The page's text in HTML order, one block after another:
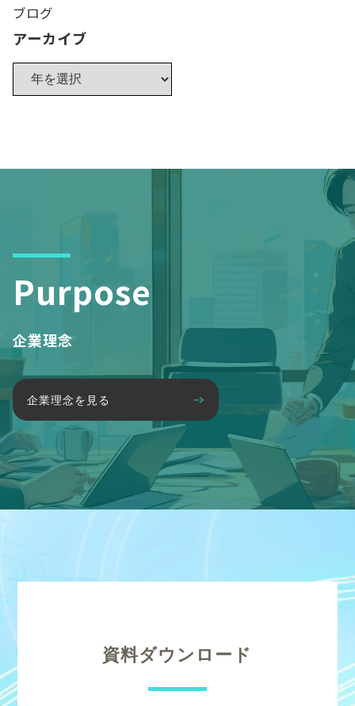
ブログ
アーカイブ
Purpose
企業理念
企業理念を見る
資料ダウンロード